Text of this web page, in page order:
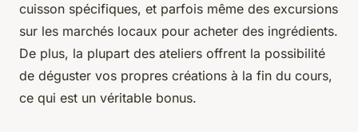
cuisson spécifiques, et parfois même des excursions
sur les marchés locaux pour acheter des ingrédients.
De plus, la plupart des ateliers offrent la possibilité
de déguster vos propres créations à la fin du cours,
ce qui est un véritable bonus.